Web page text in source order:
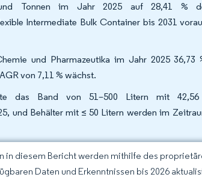
Tonnen im Jahr 2025 auf 28,41 %
Intermediate Bulk Container bis 2031
und Pharmazeutika im Jahr 2025
von 7,11 % wächst.
das Band von 51–500 Litern mit
und Behälter mit ≤ 50 Litern werden im
in diesem Bericht werden mithilfe des
Daten und Erkenntnissen bis 2026